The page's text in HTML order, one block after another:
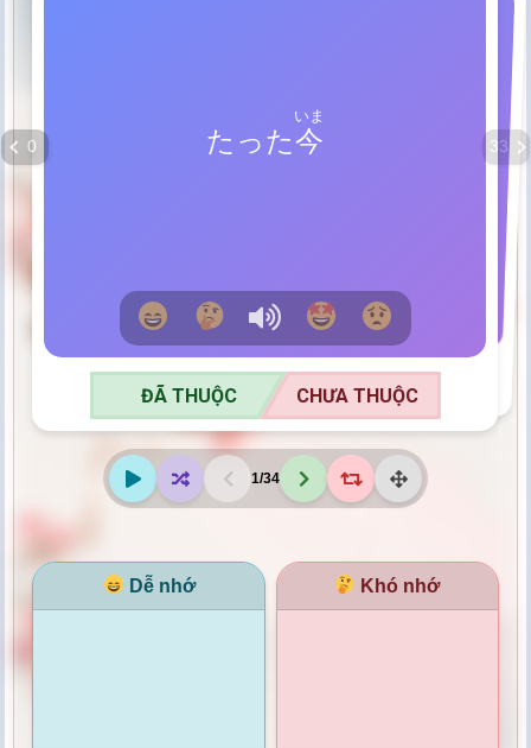
たった今
いま
Vừa mới, mới tức thì
ĐÃ THUỘC CHƯA THUỘC
今にも
KIM
Ngay bây giờ
ĐÃ THUỘC CHƯA THUỘC
1/34
0 33
Dễ nhớ Khó nhớ